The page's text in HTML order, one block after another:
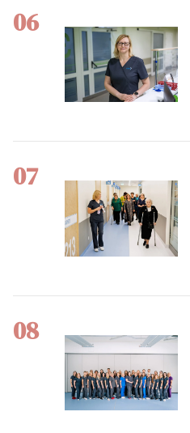
06
07
08